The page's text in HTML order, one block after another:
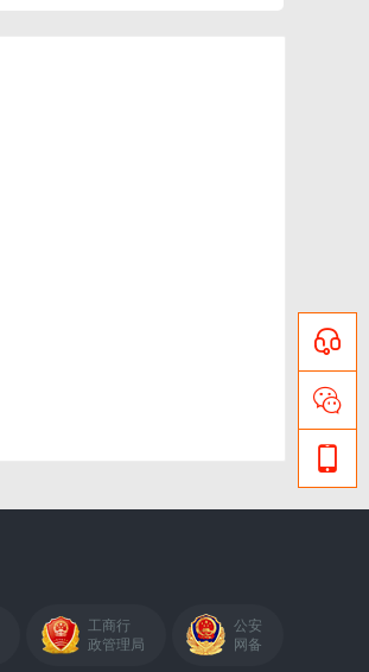
工商行
政管理局
公安
网备